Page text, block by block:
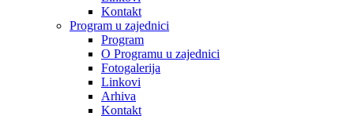
Kontakt
Program u zajednici
Program
O Programu u zajednici
Fotogalerija
Linkovi
Arhiva
Kontakt